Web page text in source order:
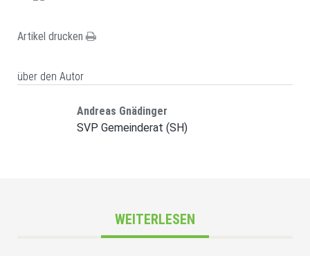
Artikel drucken
über den Autor
Andreas Gnädinger
SVP Gemeinderat (SH)
WEITERLESEN